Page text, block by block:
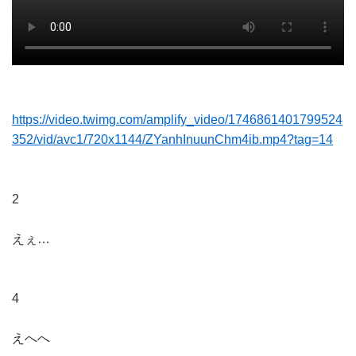
https://video.twimg.com/amplify_video/1746861401799524
352/vid/avc1/720x1144/ZYanhInuunChm4ib.mp4?tag=14
2
えぇ…
4
えへへ